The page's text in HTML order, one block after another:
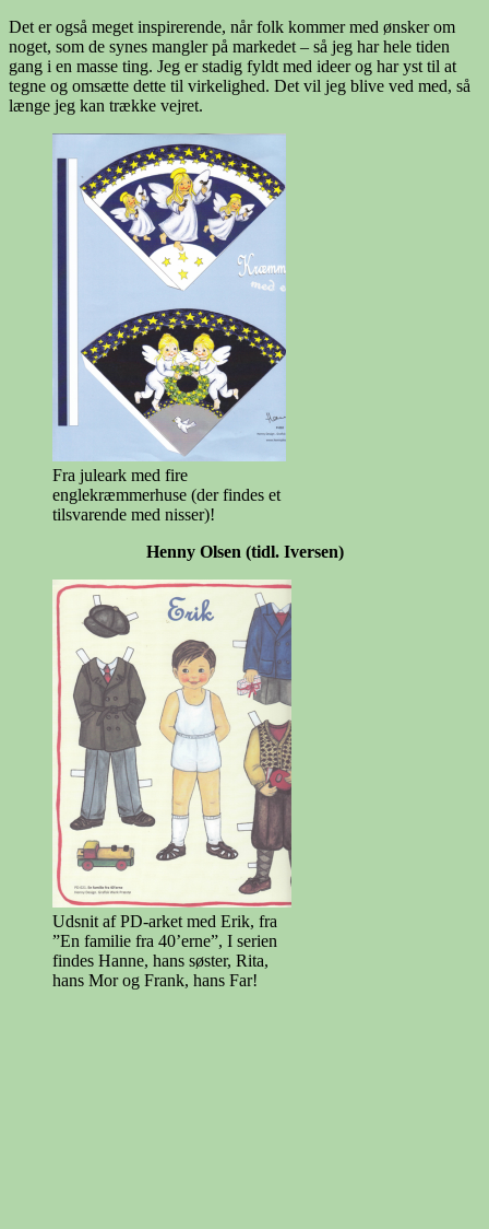
Det er også meget inspirerende, når folk kommer med ønsker om
noget, som de synes mangler på markedet – så jeg har hele tiden
gang i en masse ting. Jeg er stadig fyldt med ideer og har yst til at
tegne og omsætte dette til virkelighed. Det vil jeg blive ved med, så
længe jeg kan trække vejret.
Fra juleark med fire
englekræmmerhuse (der findes et
tilsvarende med nisser)!
Henny Olsen (tidl. Iversen)
Udsnit af PD-arket med Erik, fra
”En familie fra 40’erne”, I serien
findes Hanne, hans søster, Rita,
hans Mor og Frank, hans Far!